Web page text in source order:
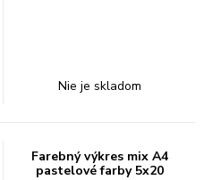
Nie je skladom
Farebný výkres mix A4
pastelové farby 5x20